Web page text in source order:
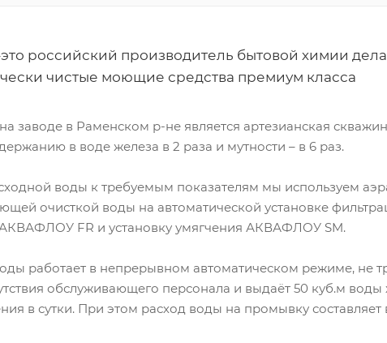
российский производитель бытовой химии
чистые моющие средства премиум класса
заводе в Раменском р-не является артезианская
в воде железа в 2 раза и мутности – в 6 раз.
воды к требуемым показателям мы используем
очисткой воды на автоматической установке
FR и установку умягчения АКВАФЛОУ SM.
работает в непрерывном автоматическом режиме, не
обслуживающего персонала и выдаёт 50 куб.м воды
в сутки. При этом расход воды на промывку составляет